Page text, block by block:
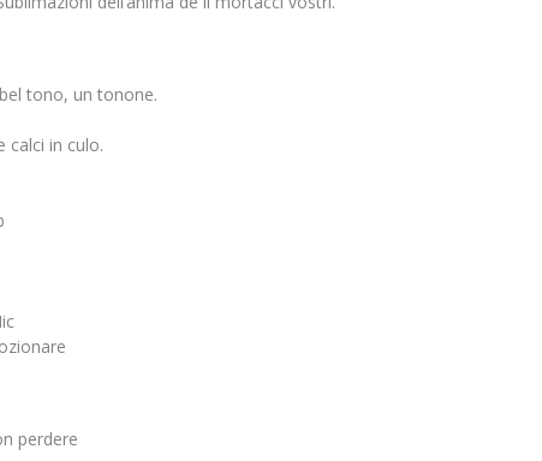
tono, un tonone.
calci in culo.
perdere